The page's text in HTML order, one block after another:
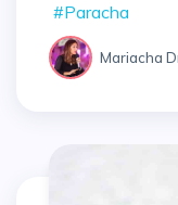
#Paracha
Mariacha